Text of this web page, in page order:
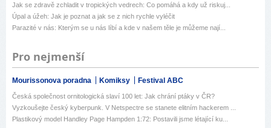
Jak se zdravě zchladit v tropických vedrech: Co pomáhá a kdy už riskuj...
Úpal a úžeh: Jak je poznat a jak se z nich rychle vyléčit
Parazité v nás: Kterým se u nás líbí a kde v našem těle je můžeme nají...
Pro nejmenší
Mourissonova poradna Komiksy Festival ABC
Česká společnost ornitologická slaví 100 let: Jak chrání ptáky v ČR?
Vyzkoušejte český kyberpunk. V Netspectre se stanete elitním hackerem ...
Plastikový model Handley Page Hampden 1:72: Postavili jsme létající ku...